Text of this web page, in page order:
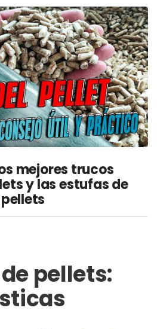
mejores trucos
y las estufas de
pellets
pellets: